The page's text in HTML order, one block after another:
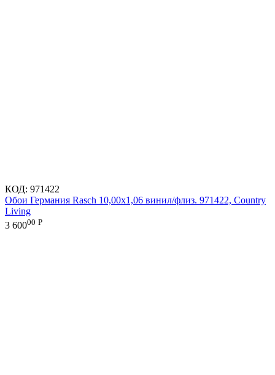
КОД: 971422
Обои Германия Rasch 10,00x1,06 винил/флиз. 971422, Country
Living
3 60000 Р